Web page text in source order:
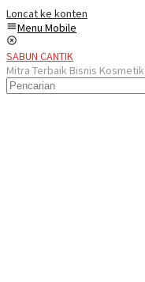
Loncat ke konten
Menu Mobile
SABUN CANTIK
Mitra Terbaik Bisnis Kosmetik